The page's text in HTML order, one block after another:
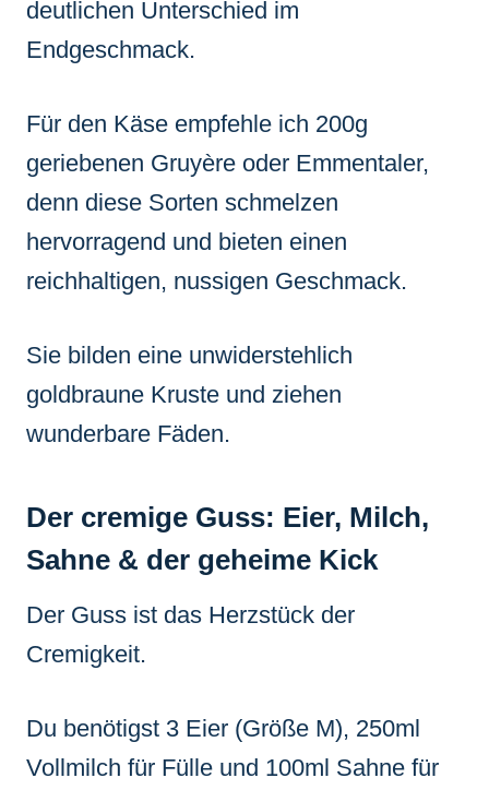
deutlichen Unterschied im
Endgeschmack.
Für den Käse empfehle ich 200g
geriebenen Gruyère oder Emmentaler,
denn diese Sorten schmelzen
hervorragend und bieten einen
reichhaltigen, nussigen Geschmack.
Sie bilden eine unwiderstehlich
goldbraune Kruste und ziehen
wunderbare Fäden.
Der cremige Guss: Eier, Milch,
Sahne & der geheime Kick
Der Guss ist das Herzstück der
Cremigkeit.
Du benötigst 3 Eier (Größe M), 250ml
Vollmilch für Fülle und 100ml Sahne für